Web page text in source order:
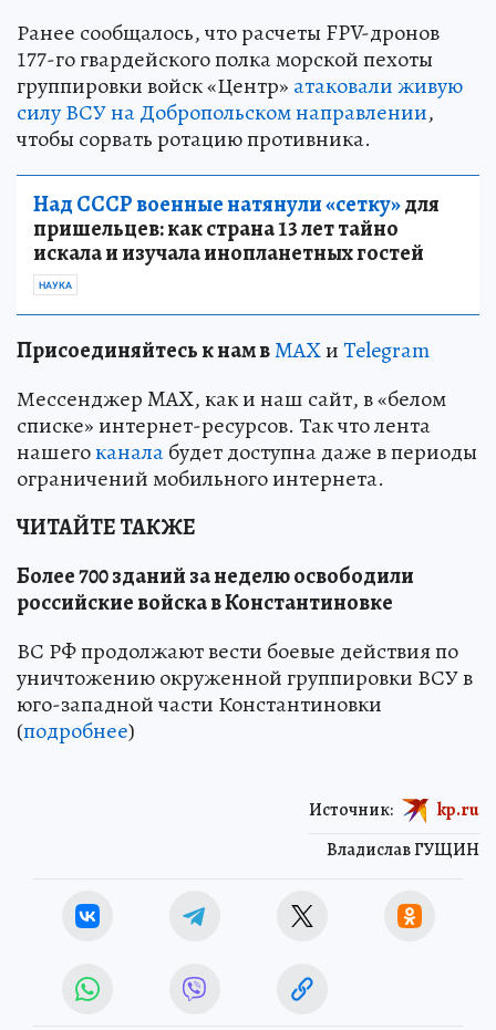
Ранее сообщалось, что расчеты FPV-дронов
177-го гвардейского полка морской пехоты
группировки войск «Центр» атаковали живую
силу ВСУ на Добропольском направлении,
чтобы сорвать ротацию противника.
Над СССР военные натянули «сетку»для
пришельцев: как страна 13 лет тайно
искала и изучала инопланетных гостей
НАУКА
Присоединяйтесь к нам вMAXиTelegram
Мессенджер MAX, как и наш сайт, в «белом
списке» интернет-ресурсов. Так что лента
нашегоканалабудет доступна даже в периоды
ограничений мобильного интернета.
ЧИТАЙТЕ ТАКЖЕ
Более 700 зданий за неделю освободили
российские войска в Константиновке
ВС РФ продолжают вести боевые действия по
уничтожению окруженной группировки ВСУ в
юго-западной части Константиновки
(подробнее)
Владислав ГУЩИН
Источник: kp.ru